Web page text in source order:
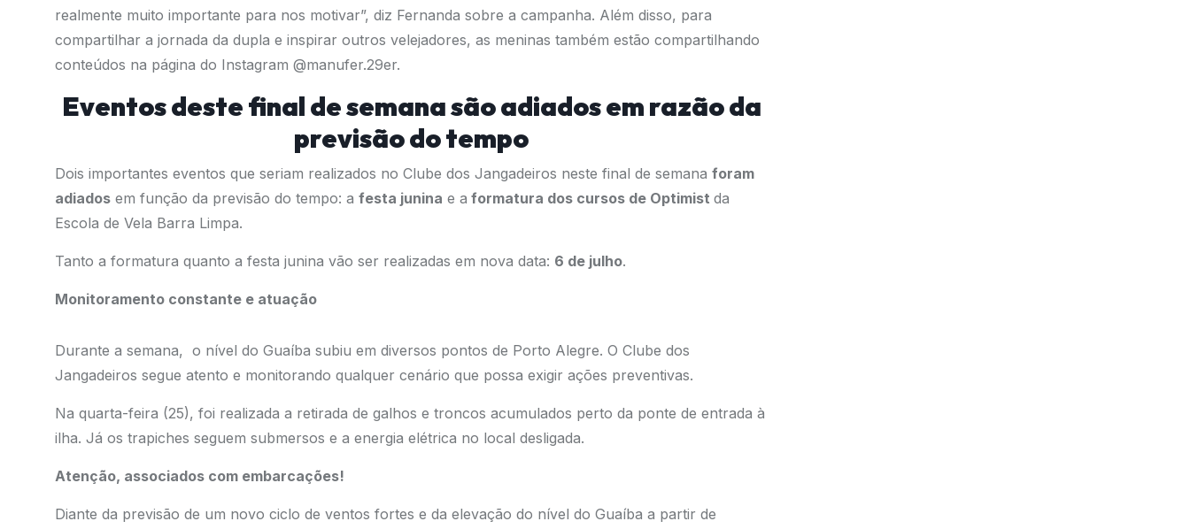
realmente muito importante para nos motivar”, diz Fernanda sobre a campanha. Além disso, para
compartilhar a jornada da dupla e inspirar outros velejadores, as meninas também estão compartilhando
conteúdos na página do Instagram @manufer.29er.
Eventos deste final de semana são adiados em razão da
previsão do tempo
Dois importantes eventos que seriam realizados no Clube dos Jangadeiros neste final de semana foram
adiadosem função da previsão do tempo: a festa junina e a formatura dos cursos de Optimist da
Escola de Vela Barra Limpa.
Tanto a formatura quanto a festa junina vão ser realizadas em nova data: 6 de julho.
Monitoramento constante e atuação
Durante a semana, o nível do Guaíba subiu em diversos pontos de Porto Alegre. O Clube dos
Jangadeiros segue atento e monitorando qualquer cenário que possa exigir ações preventivas.
Na quarta-feira (25), foi realizada a retirada de galhos e troncos acumulados perto da ponte de entrada à
ilha. Já os trapiches seguem submersos e a energia elétrica no local desligada.
Atenção, associados com embarcações!
Diante da previsão de um novo ciclo de ventos fortes e da elevação do nível do Guaíba a partir de